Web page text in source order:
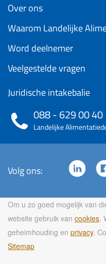
Over ons
Waarom Landelijke
Word deelnemer
Veelgestelde vragen
Juridische intakebalie
088 - 629 00 40
Landelijke
Volg ons:
Om u zo goed mogelijk van
website gebruik van cookies.
geheimhouding en privacy.
Sitemap